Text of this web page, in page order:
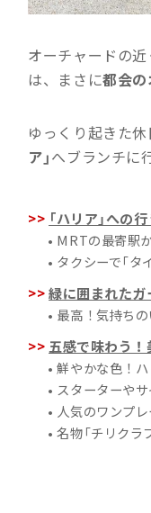
オーチャードの
は、まさに都会の
ゆっくり起きた
ア」へブランチに
「ハリア」への
• MRTの最寄駅
• タクシーで「タ
緑に囲まれた
• 最高！気持ち
五感で味わう
• 鮮やかな色！
• スターターや
• 人気のワンプ
• 名物「チリクラ